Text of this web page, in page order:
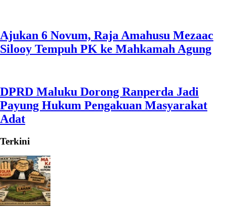
Ajukan 6 Novum, Raja Amahusu Mezaac
Silooy Tempuh PK ke Mahkamah Agung
DPRD Maluku Dorong Ranperda Jadi
Payung Hukum Pengakuan Masyarakat
Adat
Terkini